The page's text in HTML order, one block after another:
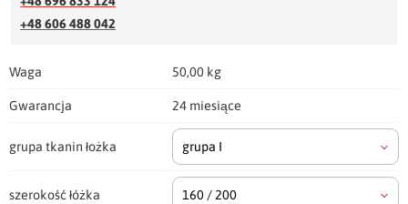
+48 606 488 042
Waga 50,00 kg
Gwarancja 24 miesiące
grupa tkanin łożka grupa I
szerokość łóżka 160 / 200